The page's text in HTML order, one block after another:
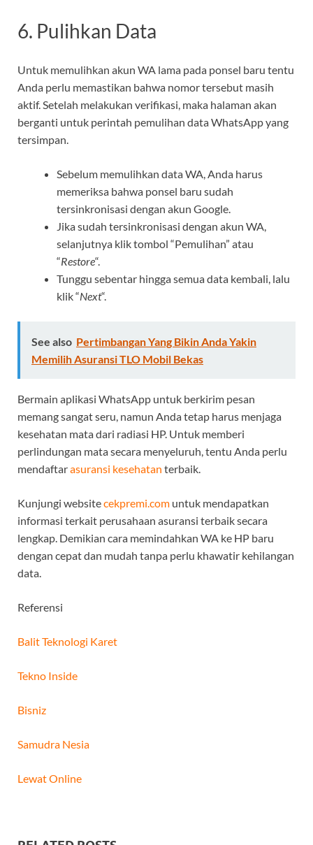
6. Pulihkan Data
Untuk memulihkan akun WA lama pada ponsel baru tentu
Anda perlu memastikan bahwa nomor tersebut masih
aktif. Setelah melakukan verifikasi, maka halaman akan
berganti untuk perintah pemulihan data WhatsApp yang
tersimpan.
Sebelum memulihkan data WA, Anda harus
memeriksa bahwa ponsel baru sudah
tersinkronisasi dengan akun Google.
Jika sudah tersinkronisasi dengan akun WA,
selanjutnya klik tombol “Pemulihan” atau
“Restore“.
Tunggu sebentar hingga semua data kembali, lalu
klik “Next“.
See also Pertimbangan Yang Bikin Anda Yakin
Memilih Asuransi TLO Mobil Bekas
Bermain aplikasi WhatsApp untuk berkirim pesan
memang sangat seru, namun Anda tetap harus menjaga
kesehatan mata dari radiasi HP. Untuk memberi
perlindungan mata secara menyeluruh, tentu Anda perlu
mendaftarasuransi kesehatan terbaik.
Kunjungi websitecekpremi.com untuk mendapatkan
informasi terkait perusahaan asuransi terbaik secara
lengkap. Demikian cara memindahkan WA ke HP baru
dengan cepat dan mudah tanpa perlu khawatir kehilangan
data.
Referensi
Balit Teknologi Karet
Tekno Inside
Bisniz
Samudra Nesia
Lewat Online